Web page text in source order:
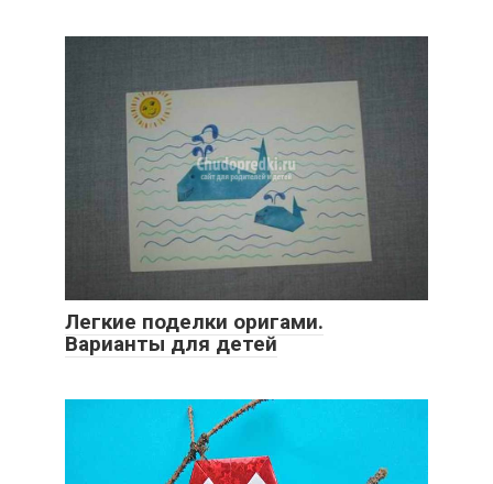
Легкие поделки оригами.
Варианты для детей